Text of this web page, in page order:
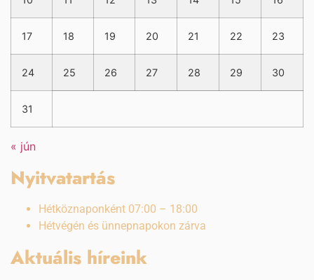
17 18 19 20 21 22 23
24 25 26 27 28 29 30
31
« jún
Nyitvatartás
Hétköznaponként 07:00 – 18:00
Hétvégén és ünnepnapokon zárva
Aktuális híreink